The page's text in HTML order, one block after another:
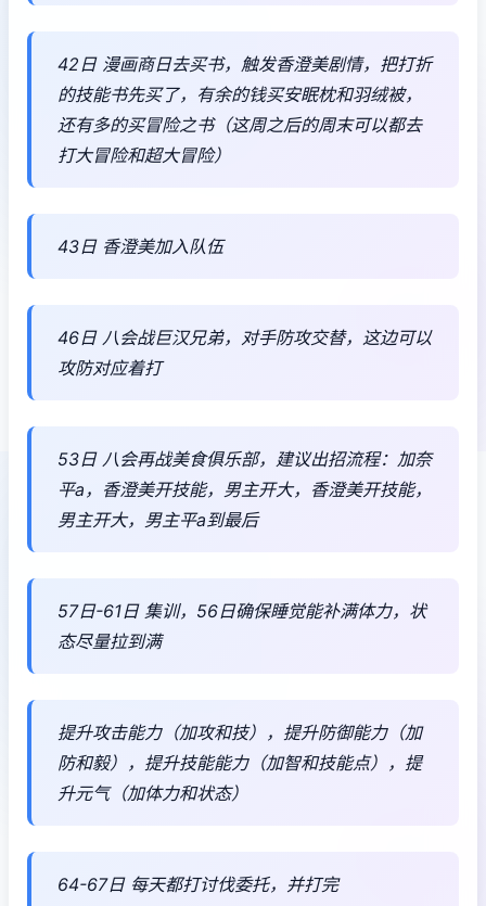
42日 漫画商日去买书，触发香澄美剧情，把打折
的技能书先买了，有余的钱买安眠枕和羽绒被，
还有多的买冒险之书（这周之后的周末可以都去
打大冒险和超大冒险）
43日 香澄美加入队伍
46日 八会战巨汉兄弟，对手防攻交替，这边可以
攻防对应着打
53日 八会再战美食俱乐部，建议出招流程：加奈
平a，香澄美开技能，男主开大，香澄美开技能，
男主开大，男主平a到最后
57日-61日 集训，56日确保睡觉能补满体力，状
态尽量拉到满
提升攻击能力（加攻和技），提升防御能力（加
防和毅），提升技能能力（加智和技能点），提
升元气（加体力和状态）
64-67日 每天都打讨伐委托，并打完